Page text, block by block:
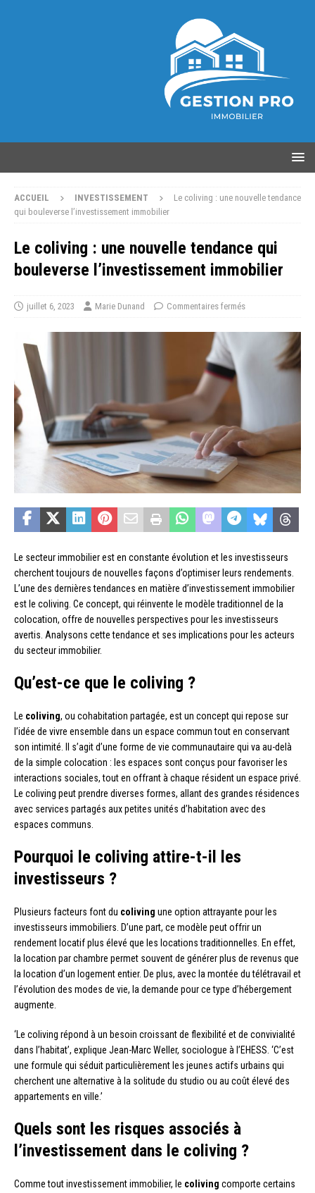
ACCUEIL INVESTISSEMENT
Le coliving : une nouvelle tendance
qui bouleverse l’investissement immobilier
Le coliving : une nouvelle tendance qui
bouleverse l’investissement immobilier
juillet 6, 2023 Marie Dunand Commentaires fermés
Le secteur immobilier est en constante évolution et les investisseurs
cherchent toujours de nouvelles façons d’optimiser leurs rendements.
L’une des dernières tendances en matière d’investissement immobilier
est le coliving. Ce concept, qui réinvente le modèle traditionnel de la
colocation, offre de nouvelles perspectives pour les investisseurs
avertis. Analysons cette tendance et ses implications pour les acteurs
du secteur immobilier.
Qu’est-ce que le coliving ?
Le coliving, ou cohabitation partagée, est un concept qui repose sur
l’idée de vivre ensemble dans un espace commun tout en conservant
son intimité. Il s’agit d’une forme de vie communautaire qui va au-delà
de la simple colocation : les espaces sont conçus pour favoriser les
interactions sociales, tout en offrant à chaque résident un espace privé.
Le coliving peut prendre diverses formes, allant des grandes résidences
avec services partagés aux petites unités d’habitation avec des
espaces communs.
Pourquoi le coliving attire-t-il les
investisseurs ?
Plusieurs facteurs font du coliving une option attrayante pour les
investisseurs immobiliers. D’une part, ce modèle peut offrir un
rendement locatif plus élevé que les locations traditionnelles. En effet,
la location par chambre permet souvent de générer plus de revenus que
la location d’un logement entier. De plus, avec la montée du télétravail et
l’évolution des modes de vie, la demande pour ce type d’hébergement
augmente.
‘Le coliving répond à un besoin croissant de flexibilité et de convivialité
dans l’habitat’, explique Jean-Marc Weller, sociologue à l’EHESS. ‘C’est
une formule qui séduit particulièrement les jeunes actifs urbains qui
cherchent une alternative à la solitude du studio ou au coût élevé des
appartements en ville.’
Quels sont les risques associés à
l’investissement dans le coliving ?
Comme tout investissement immobilier, le coliving comporte certains